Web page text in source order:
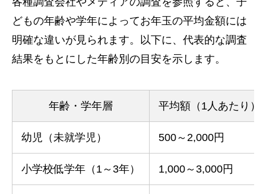
どもの年齢や学年によってお年玉の平均金額には
明確な違いが見られます。以下に、代表的な調査
結果をもとにした年齢別の目安を示します。
年齢・学年層 平均額（1人あたり）
幼児（未就学児） 500～2,000円
小学校低学年（1～3年） 1,000～3,000円